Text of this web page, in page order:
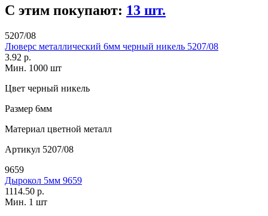
С этим покупают: 13 шт.
5207/08
Люверс металлический 6мм черный никель 5207/08
3.92 р.
Мин. 1000 шт
Цвет черный никель
Размер 6мм
Материал цветной металл
Артикул 5207/08
9659
Дырокол 5мм 9659
1114.50 р.
Мин. 1 шт